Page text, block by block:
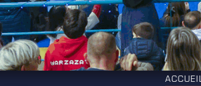
ACCUEIL